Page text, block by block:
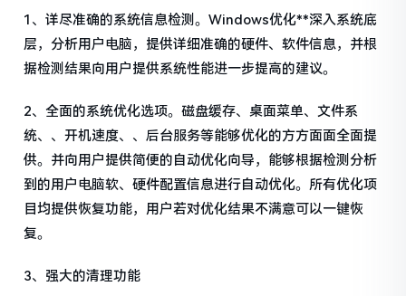
1、详尽准确的系统信息检测。Windows优化**深入系统底
层，分析用户电脑，提供详细准确的硬件、软件信息，并根
据检测结果向用户提供系统性能进一步提高的建议。
2、全面的系统优化选项。磁盘缓存、桌面菜单、文件系
统、、开机速度、、后台服务等能够优化的方方面面全面提
供。并向用户提供简便的自动优化向导，能够根据检测分析
到的用户电脑软、硬件配置信息进行自动优化。所有优化项
目均提供恢复功能，用户若对优化结果不满意可以一键恢
复。
3、强大的清理功能